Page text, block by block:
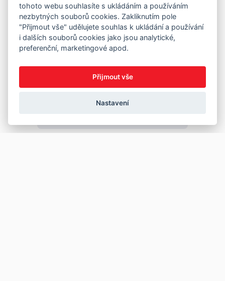
tohoto webu souhlasíte s ukládáním a používáním
nezbytných souborů cookies. Zakliknutím pole
"Přijmout vše" udělujete souhlas k ukládání a používání
i dalších souborů cookies jako jsou analytické,
preferenční, marketingové apod.
Přijmout vše
Nastavení